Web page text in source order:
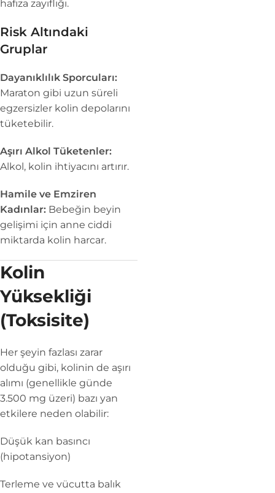
hafıza zayıflığı.
Risk Altındaki
Gruplar
Dayanıklılık Sporcuları:
Maraton gibi uzun süreli
egzersizler kolin depolarını
tüketebilir.
Aşırı Alkol Tüketenler:
Alkol, kolin ihtiyacını artırır.
Hamile ve Emziren
Kadınlar: Bebeğin beyin
gelişimi için anne ciddi
miktarda kolin harcar.
Kolin
Yüksekliği
(Toksisite)
Her şeyin fazlası zarar
olduğu gibi, kolinin de aşırı
alımı (genellikle günde
3.500 mg üzeri) bazı yan
etkilere neden olabilir:
Düşük kan basıncı
(hipotansiyon)
Terleme ve vücutta balık